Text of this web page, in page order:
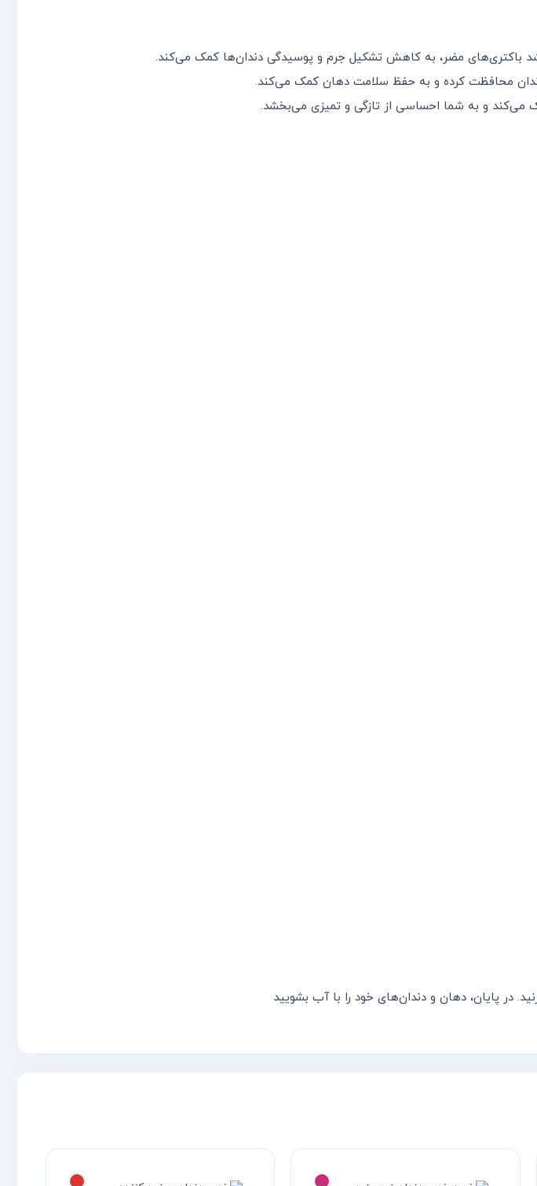
رشد باکتری‌های مضر، به کاهش تشکیل جرم و پوسیدگی دندان‌ها کمک می‌کند.
محافظت کرده و به حفظ سلامت دهان کمک می‌کند.
می‌کند و به شما احساسی از تازگی و تمیزی می‌بخشد.
در پایان، دهان و دندان‌های خود را با آب بشویید